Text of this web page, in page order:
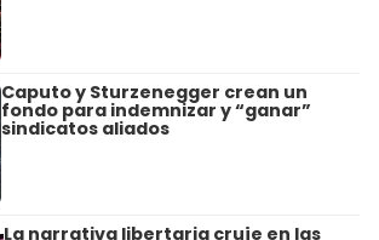
Caputo y Sturzenegger crean un
fondo para indemnizar y “ganar”
sindicatos aliados
La narrativa libertaria cruje en las